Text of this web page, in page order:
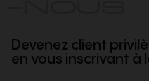
Devenez client
en vous inscrivant à